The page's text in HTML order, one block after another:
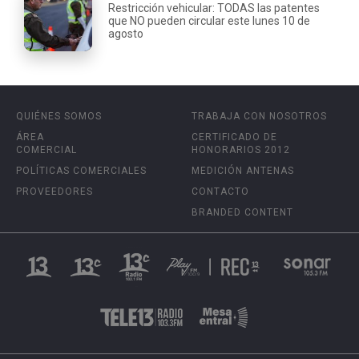
Restricción vehicular: TODAS las patentes
que NO pueden circular este lunes 10 de
agosto
QUIÉNES SOMOS
ÁREA
COMERCIAL
POLÍTICAS COMERCIALES
PROVEEDORES
TRABAJA CON NOSOTROS
CERTIFICADO DE
HONORARIOS 2012
MEDICIÓN ANTENAS
CONTACTO
BRANDED CONTENT